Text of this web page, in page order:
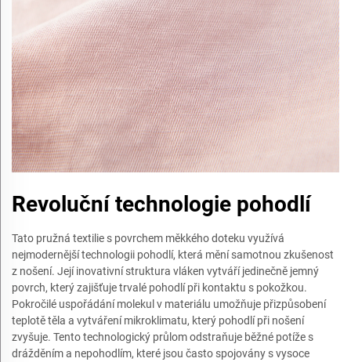
Revoluční technologie pohodlí
Tato pružná textilie s povrchem měkkého doteku využívá
nejmodernější technologii pohodlí, která mění samotnou zkušenost
z nošení. Její inovativní struktura vláken vytváří jedinečně jemný
povrch, který zajišťuje trvalé pohodlí při kontaktu s pokožkou.
Pokročilé uspořádání molekul v materiálu umožňuje přizpůsobení
teplotě těla a vytváření mikroklimatu, který pohodlí při nošení
zvyšuje. Tento technologický průlom odstraňuje běžné potíže s
drážděním a nepohodlím, které jsou často spojovány s vysoce